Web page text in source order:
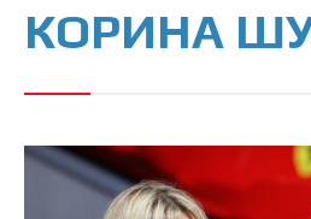
КОРИНА